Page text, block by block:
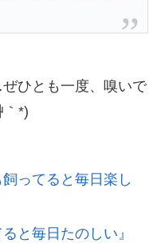
ひとも一度、嗅いで
｀*)
ってると毎日楽し
と毎日たのしい』